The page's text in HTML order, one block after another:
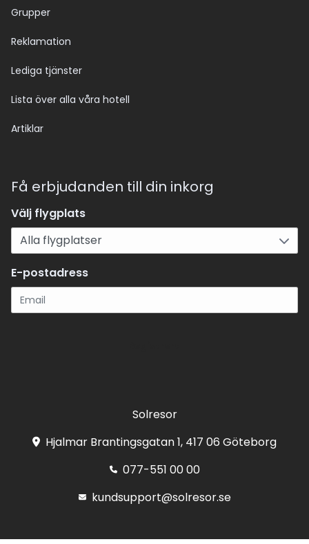
Grupper
Reklamation
Lediga tjänster
Lista över alla våra hotell
Artiklar
Få erbjudanden till din inkorg
Välj flygplats
E-postadress
Solresor
Hjalmar Brantingsgatan 1, 417 06 Göteborg
077-551 00 00
kundsupport@solresor.se